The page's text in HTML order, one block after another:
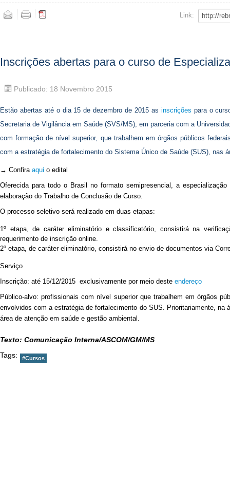
Link:
Inscrições abertas para o curso de
Publicado: 18 Novembro 2015
Estão abertas até o dia 15 de dezembro de 2015 as inscrições para o
Secretaria de Vigilância em Saúde (SVS/MS), em parceria com a
com formação de nível superior, que trabalhem em órgãos públicos
com a estratégia de fortalecimento do Sistema Único de Saúde (SUS), nas
→ Confira aqui o edital
Oferecida para todo o Brasil no formato semipresencial, a
elaboração do Trabalho de Conclusão de Curso.
O processo seletivo será realizado em duas etapas:
1º etapa, de caráter eliminatório e classificatório, consistirá na
requerimento de inscrição online.
2º etapa, de caráter eliminatório, consistirá no envio de documentos via
Serviço
Inscrição: até 15/12/2015 exclusivamente por meio deste endereço
Público-alvo: profissionais com nível superior que trabalhem em órgãos
envolvidos com a estratégia de fortalecimento do SUS. Prioritariamente,
área de atenção em saúde e gestão ambiental.
Texto: Comunicação Interna/ASCOM/GM/MS
Tags:
#Cursos